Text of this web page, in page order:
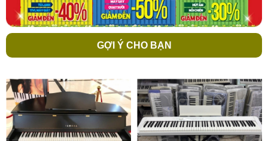
GỢI Ý CHO BẠN